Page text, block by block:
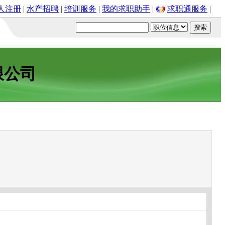
注册 | 水产招聘 | 培训服务 | 我的求职助手 | 求职通服务 |
公司